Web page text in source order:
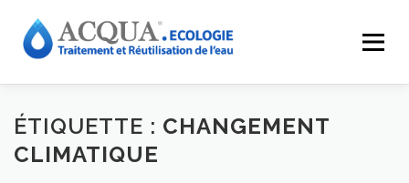
Menu
ÉTIQUETTE : CHANGEMENT
CLIMATIQUE